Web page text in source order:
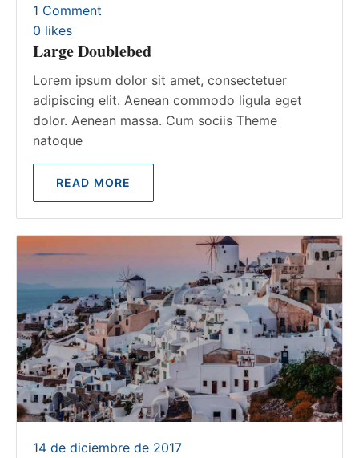
1 Comment
0 likes
Large Doublebed
Lorem ipsum dolor sit amet, consectetuer
adipiscing elit. Aenean commodo ligula eget
dolor. Aenean massa. Cum sociis Theme
natoque
READ MORE
14 de diciembre de 2017